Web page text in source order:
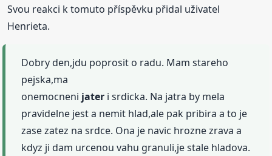
Svou reakci k tomuto příspěvku přidal uživatel
Henrieta.
Dobry den,jdu poprosit o radu. Mam stareho
pejska,ma
onemocneni jater i srdicka. Na jatra by mela
pravidelne jest a nemit hlad,ale pak pribira a to je
zase zatez na srdce. Ona je navic hrozne zrava a
kdyz ji dam urcenou vahu granuli,je stale hladova.